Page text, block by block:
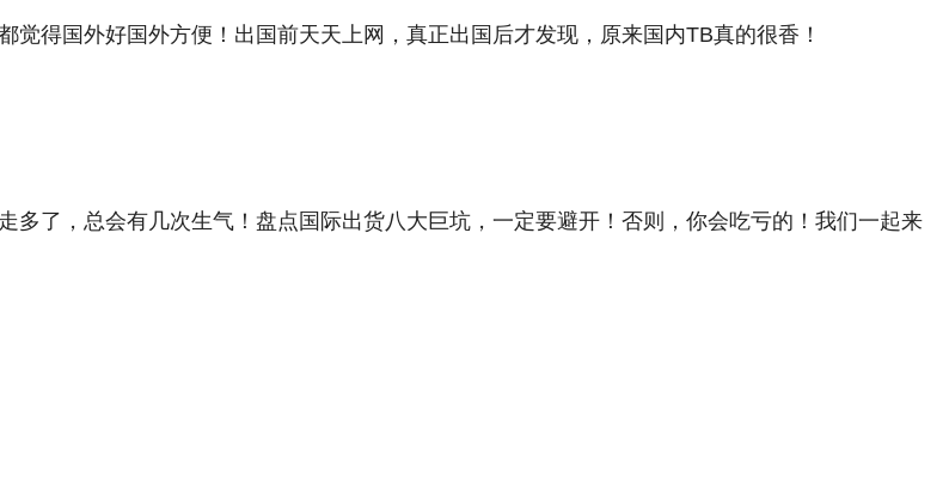
得国外好国外方便！出国前天天上网，真正出国后才发现，原来国内TB真的很香！
多了，总会有几次生气！盘点国际出货八大巨坑，一定要避开！否则，你会吃亏的！我们一起来